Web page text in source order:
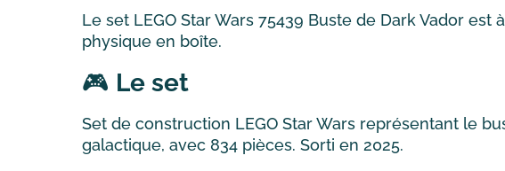
Le set LEGO Star Wars 75439 Buste de Dark Vador
physique en boîte.
🎮 Le set
Set de construction LEGO Star Wars représentant le
galactique, avec 834 pièces. Sorti en 2025.